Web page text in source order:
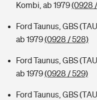
Kombi, ab 1979(0928
Ford Taunus, GBS
ab 1979(0928 / 528)
Ford Taunus, GBS
ab 1979(0928 / 529)
Ford Taunus, GBS